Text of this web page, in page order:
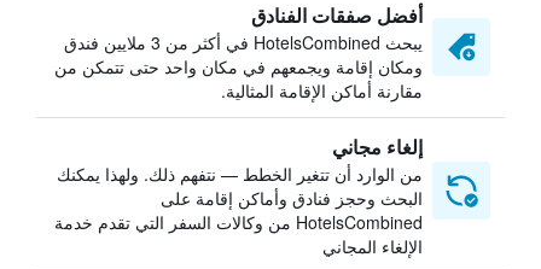
أفضل صفقات الفنادق
يبحث HotelsCombined في أكثر من 3 ملايين فندق
ومكان إقامة ويجمعهم في مكان واحد حتى تتمكن من
مقارنة أماكن الإقامة المثالية.
إلغاء مجاني
من الوارد أن تتغير الخطط — نتفهم ذلك. ولهذا يمكنك
البحث وحجز فنادق وأماكن إقامة على
HotelsCombined من وكالات السفر التي تقدم خدمة
الإلغاء المجاني